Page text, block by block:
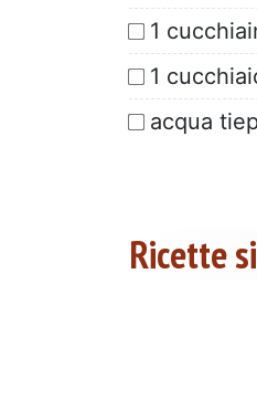
1
1
acqua
Ricette